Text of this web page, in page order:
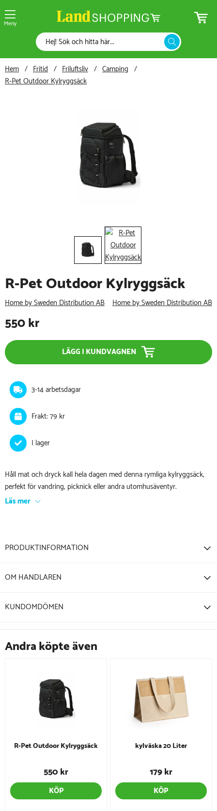
Meny
Hem Fritid Friluftsliv
Camping
R-Pet Outdoor Kylryggsäck
R-Pet Outdoor Kylryggsäck
Home by Sweden Distribution AB Home by Sweden Distribution AB
550kr
LÄGG I KUNDVAGNEN
3-14 arbetsdagar
Frakt: 79 kr
Håll mat och dryck kall hela dagen med denna rymliga kylryggsäck,
perfekt för vandring, picknick eller andra utomhusäventyr.
Läs mer
PRODUKTINFORMATION
OM HANDLAREN
KUNDOMDÖMEN
Andra köpte även
R-Pet Outdoor Kylryggsäck
550 kr
KÖP
kylväska 20 Liter
179 kr
KÖP